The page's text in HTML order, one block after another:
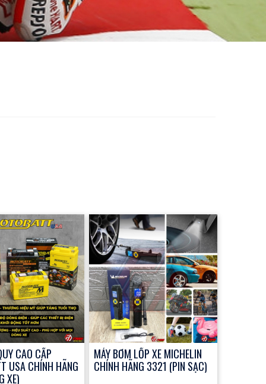
CAO CẤP
USA CHÍNH HÃNG
XE)
MÁY BƠM LỐP XE MICHELIN
CHÍNH HÃNG 3321 (PIN SẠC)